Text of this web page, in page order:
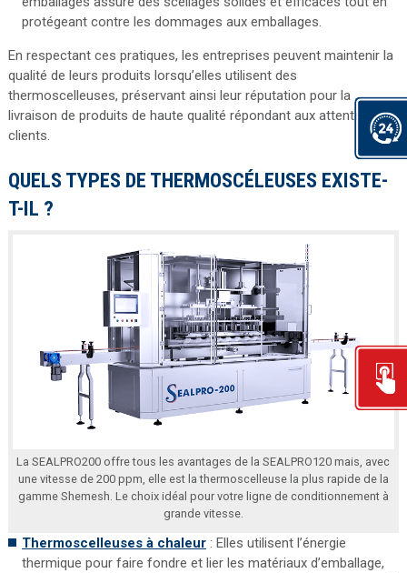
protégeant contre les dommages aux emballages.
En respectant ces pratiques, les entreprises peuvent maintenir la
qualité de leurs produits lorsqu’elles utilisent des
thermoscelleuses, préservant ainsi leur réputation pour la
livraison de produits de haute qualité répondant aux attentes des
clients.
QUELS TYPES DE THERMOSCÉLEUSES EXISTE-
T-IL ?
La SEALPRO200 offre tous les avantages de la SEALPRO120 mais, avec
une vitesse de 200 ppm, elle est la thermoscelleuse la plus rapide de la
gamme Shemesh. Le choix idéal pour votre ligne de conditionnement à
grande vitesse.
Thermoscelleuses à chaleur: Elles utilisent l’énergie
thermique pour faire fondre et lier les matériaux d’emballage,